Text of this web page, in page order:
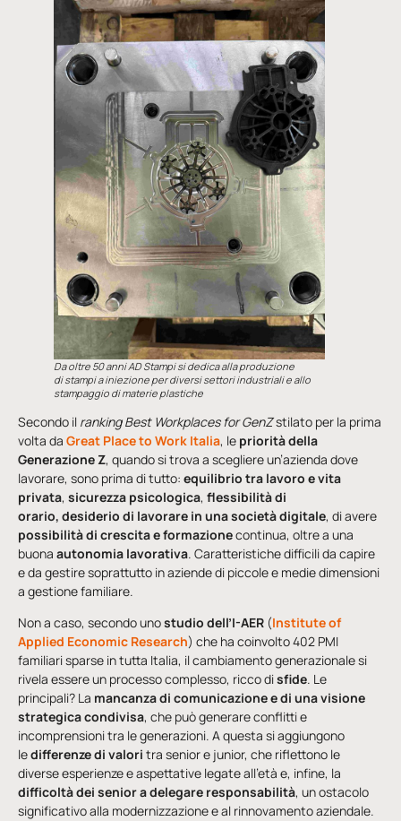
Da oltre 50 anni AD Stampi si dedica alla produzione
di stampi a iniezione per diversi settori industriali e allo
stampaggio di materie plastiche
Secondo il ranking Best Workplaces for GenZstilato per la prima
volta da Great Place to Work Italia, le priorità della
Generazione Z, quando si trova a scegliere un’azienda dove
lavorare, sono prima di tutto: equilibrio tra lavoro e vita
privata, sicurezza psicologica, flessibilità di
orario, desiderio di lavorare in una società digitale, di avere
possibilità di crescita e formazionecontinua, oltre a una
buona autonomia lavorativa. Caratteristiche difficili da capire
e da gestire soprattutto in aziende di piccole e medie dimensioni
a gestione familiare.
Non a caso, secondo unostudio dell’I-AER (Institute of
Applied Economic Research) che ha coinvolto 402 PMI
familiari sparse in tutta Italia, il cambiamento generazionale si
rivela essere un processo complesso, ricco disfide. Le
principali? La mancanza di comunicazione e di una visione
strategica condivisa, che può generare conflitti e
incomprensioni tra le generazioni. A questa si aggiungono
ledifferenze di valori tra senior e junior, che riflettono le
diverse esperienze e aspettative legate all’età e, infine, la
difficoltà dei senior a delegare responsabilità, un ostacolo
significativo alla modernizzazione e al rinnovamento aziendale.